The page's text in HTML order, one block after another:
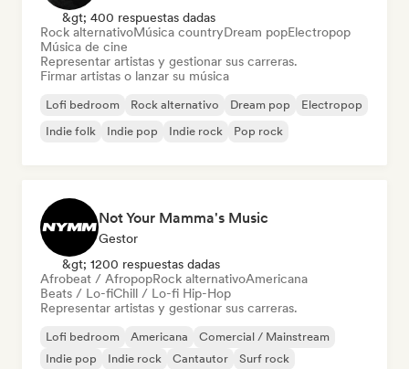
&gt; 400 respuestas dadas
Rock alternativoMúsica countryDream popElectropop
Música de cine
Representar artistas y gestionar sus carreras.
Firmar artistas o lanzar su música
Lofi bedroom Rock alternativo Dream pop
Electropop
Indie folk
Indie pop Indie rock Pop rock
Not Your Mamma's Music
Gestor
&gt; 1200 respuestas dadas
Afrobeat / AfropopRock alternativoAmericana
Beats / Lo-fiChill / Lo-fi Hip-Hop
Representar artistas y gestionar sus carreras.
Lofi bedroom Americana
Comercial / Mainstream
Indie pop
Indie rock Cantautor
Surf rock